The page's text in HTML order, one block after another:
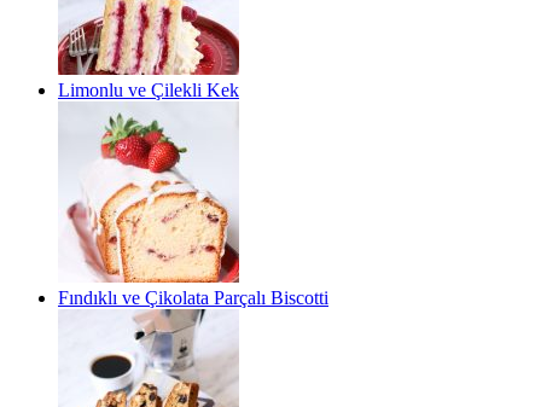
Limonlu ve Çilekli Kek
Fındıklı ve Çikolata Parçalı Biscotti